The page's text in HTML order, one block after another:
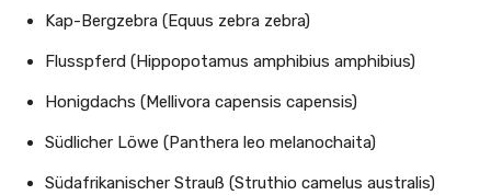
Kap-Bergzebra (Equus zebra zebra)
Flusspferd (Hippopotamus amphibius amphibius)
Honigdachs (Mellivora capensis capensis)
Südlicher Löwe (Panthera leo melanochaita)
Südafrikanischer Strauß (Struthio camelus australis)